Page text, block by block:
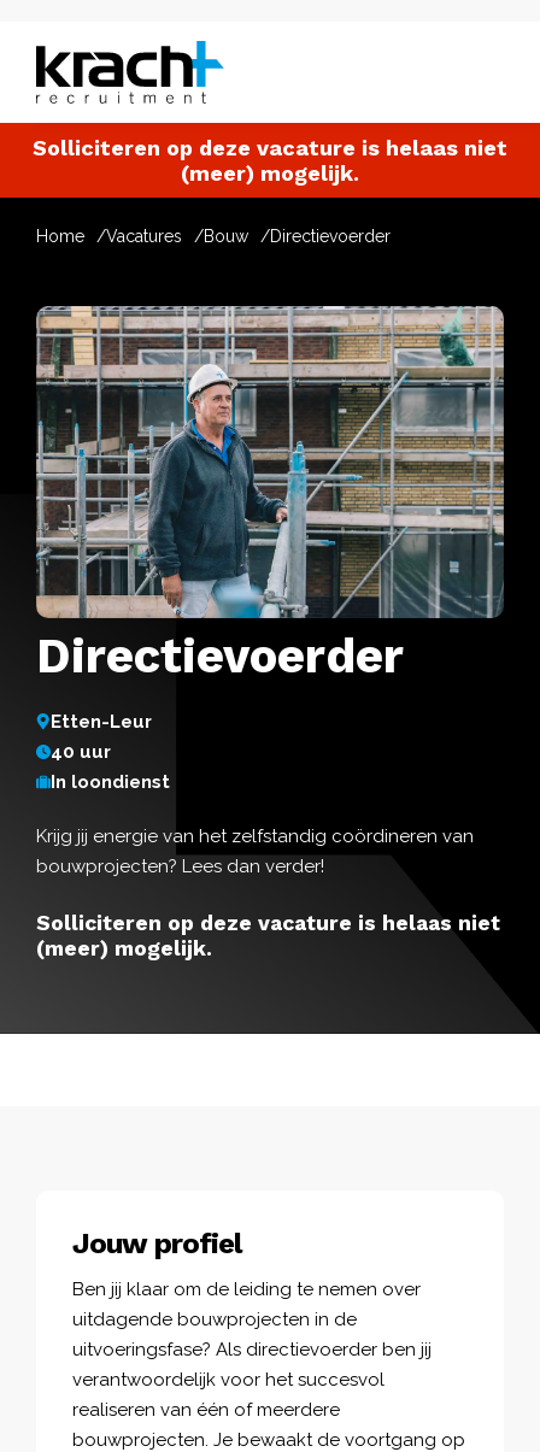
Solliciteren op deze vacature is helaas niet
(meer) mogelijk.
Home Vacatures Bouw Directievoerder
Directievoerder
Etten-Leur
40 uur
In loondienst
Krijg jij energie van het zelfstandig coördineren van
bouwprojecten? Lees dan verder!
Solliciteren op deze vacature is helaas niet
(meer) mogelijk.
Jouw profiel
Ben jij klaar om de leiding te nemen over
uitdagende bouwprojecten in de
uitvoeringsfase? Als directievoerder ben jij
verantwoordelijk voor het succesvol
realiseren van één of meerdere
bouwprojecten. Je bewaakt de voortgang op